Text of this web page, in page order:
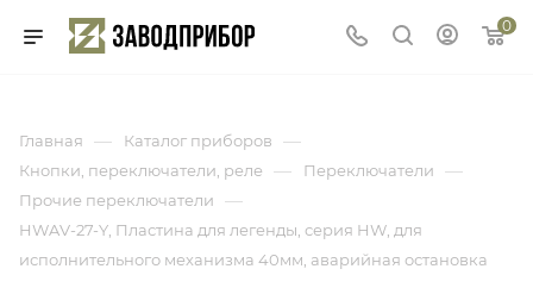
0
Главная — Каталог приборов —
Кнопки, переключатели, реле — Переключатели —
Прочие переключатели —
HWAV-27-Y, Пластина для легенды, серия HW, для
исполнительного механизма 40мм, аварийная остановка